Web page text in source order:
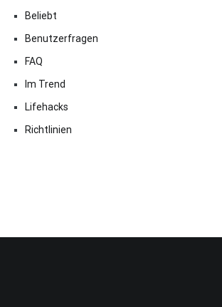
Beliebt
Benutzerfragen
FAQ
Im Trend
Lifehacks
Richtlinien